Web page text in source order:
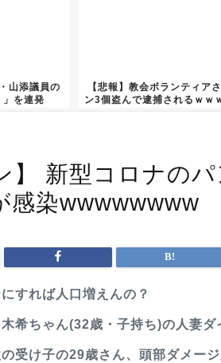
山添議員の
」を連発
【悲報】教会ボランティア
ン3個盗んで逮捕されるｗｗ
】 新型コロナの
感染wwwwwwww
すれば人口増えんの？
木希ちゃん(32歳・子持ち)の人妻
の受け子の29歳さん、頭部ダメー